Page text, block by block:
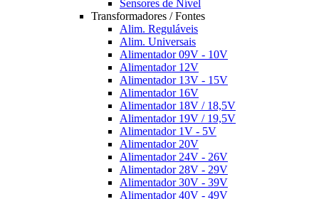
Sensores de Nível
Transformadores / Fontes
Alim. Reguláveis
Alim. Universais
Alimentador 09V - 10V
Alimentador 12V
Alimentador 13V - 15V
Alimentador 16V
Alimentador 18V / 18,5V
Alimentador 19V / 19,5V
Alimentador 1V - 5V
Alimentador 20V
Alimentador 24V - 26V
Alimentador 28V - 29V
Alimentador 30V - 39V
Alimentador 40V - 49V